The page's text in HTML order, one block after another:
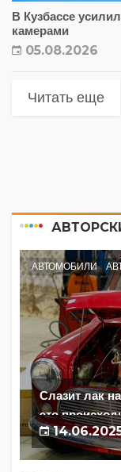
В Кузбассе
камерами
05.08.2026
Читать еще
АВТОМОБИЛИ
Слазит лак
это